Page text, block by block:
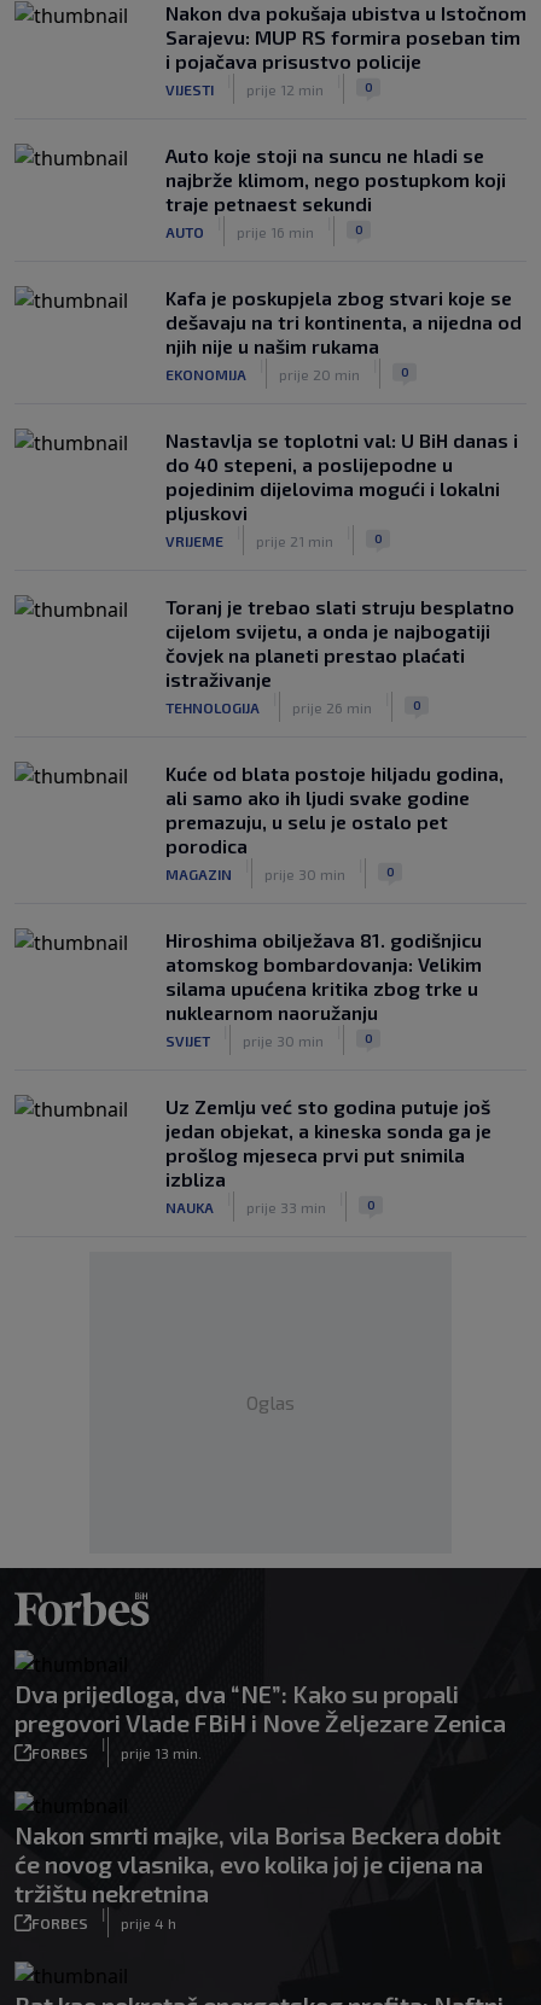
Lara Gut-Behrami završila karijeru:
Jedna od najvećih skijašica svih
vremena rekla "zbogom"
OSTALI SPORTOVI
|
5. aug.
Nakon dva pokušaja ubistva u Istočnom
Sarajevu: MUP RS formira poseban tim
i pojačava prisustvo policije
VIJESTI prije 12 min 0
Auto koje stoji na suncu ne hladi se
najbrže klimom, nego postupkom koji
traje petnaest sekundi
AUTO prije 16 min 0
Kafa je poskupjela zbog stvari koje se
dešavaju na tri kontinenta, a nijedna od
njih nije u našim rukama
EKONOMIJA prije 20 min 0
Nastavlja se toplotni val: U BiH danas i
do 40 stepeni, a poslijepodne u
pojedinim dijelovima mogući i lokalni
pljuskovi
VRIJEME prije 21 min 0
Toranj je trebao slati struju besplatno
cijelom svijetu, a onda je najbogatiji
čovjek na planeti prestao plaćati
istraživanje
TEHNOLOGIJA prije 26 min 0
Kuće od blata postoje hiljadu godina,
ali samo ako ih ljudi svake godine
premazuju, u selu je ostalo pet
porodica
MAGAZIN prije 30 min 0
Hiroshima obilježava 81. godišnjicu
atomskog bombardovanja: Velikim
silama upućena kritika zbog trke u
nuklearnom naoružanju
SVIJET prije 30 min 0
Uz Zemlju već sto godina putuje još
jedan objekat, a kineska sonda ga je
prošlog mjeseca prvi put snimila
izbliza
NAUKA prije 33 min 0
Oglas
Dva prijedloga, dva “NE”: Kako su propali
pregovori Vlade FBiH i Nove Željezare Zenica
FORBES
|
prije 13 min.
Nakon smrti majke, vila Borisa Beckera dobit
će novog vlasnika, evo kolika joj je cijena na
tržištu nekretnina
FORBES
|
prije 4 h